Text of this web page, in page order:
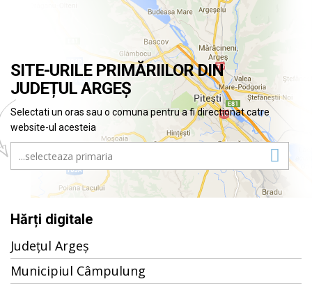
SITE-URILE PRIMĂRIILOR DIN
JUDEȚUL ARGEȘ
Selectati un oras sau o comuna pentru a fi directionat catre
website-ul acesteia
Hărți digitale
Județul Argeș
Municipiul Câmpulung